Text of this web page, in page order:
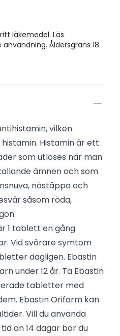
läkemedel. Läs
Åldersgräns 18
vilken
Histamin är ett
som utlöses när man
ämnen och som
nästäppa och
såsom röda,
1 tablett en gång
Vid svårare symtom
dagligen. Ebastin
under 12 år. Ta Ebastin
tabletter med
Ebastin Orifarm kan
Vill du använda
än 14 dagar bör du